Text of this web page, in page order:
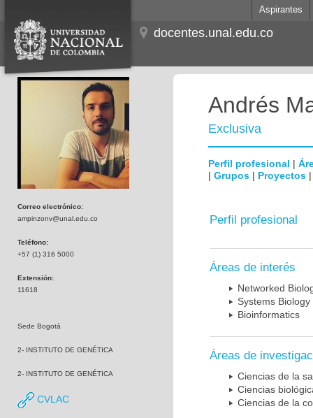
Aspirantes
docentes.unal.edu.co
Correo electrónico:
ampinzonv@unal.edu.co
Teléfono:
+57 (1) 316 5000
Extensión:
11618
Sede Bogotá
2- INSTITUTO DE GENÉTICA
2- INSTITUTO DE GENÉTICA
CVLAC
Andrés
Exclusiva
Perfil profesional |
| Grupos | Proyectos
Perfil profesional
Áreas de interés
Networked
Systems Biology
Bioinformatics
Áreas de
Ciencias de la
Ciencias
Ciencias de la